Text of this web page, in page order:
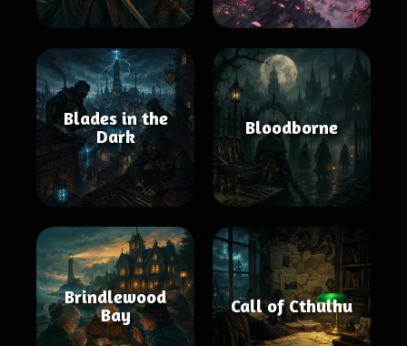
Blades in the
Dark
Bloodborne
Brindlewood
Bay
Call of Cthulhu